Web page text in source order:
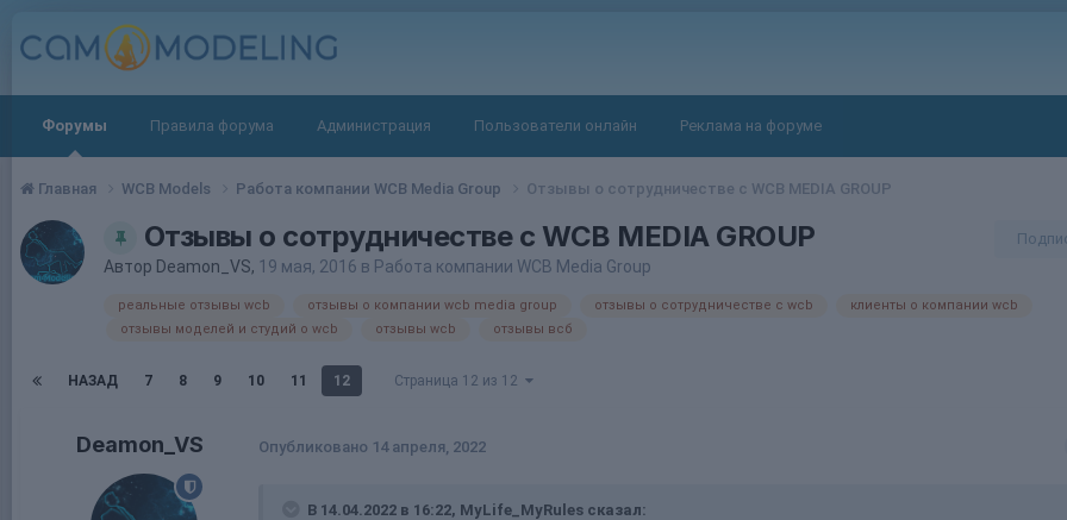
Форумы Правила форума Администрация Пользователи онлайн Реклама на форуме
Главная WCB Models Работа компании WCB Media Group Отзывы о сотрудничестве с WCB MEDIA GROUP
Отзывы о сотрудничестве с WCB MEDIA GROUP
Автор Deamon_VS, 19 мая, 2016 в Работа компании WCB Media Group
реальные отзывы wcb отзывы о компании wcb media group отзывы о сотрудничестве с wcb
клиенты о компании wcb
отзывы моделей и студий о wcb
отзывы wcb отзывы всб
НАЗАД 7 8 9 10 11 12 Страница 12 из 12
Deamon_VS Опубликовано 14 апреля, 2022
В 14.04.2022 в 16:22, MyLife_MyRules сказал: